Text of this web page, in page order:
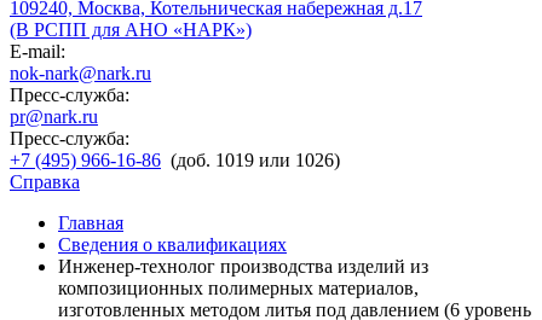
109240, Москва, Котельническая набережная д.17
(В РСПП для АНО «НАРК»)
E-mail:
nok-nark@nark.ru
Пресс-служба:
pr@nark.ru
Пресс-служба:
+7 (495) 966-16-86 (доб. 1019 или 1026)
Справка
Главная
Сведения о квалификациях
Инженер-технолог производства изделий из
композиционных полимерных материалов,
изготовленных методом литья под давлением (6 уровень